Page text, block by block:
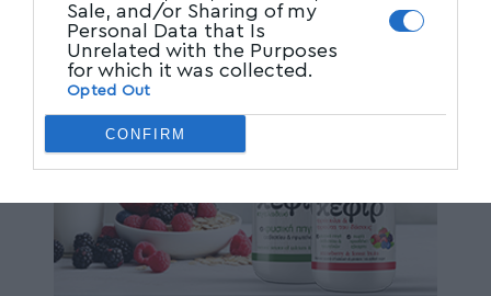
Sale, and/or Sharing of my
Personal Data that Is
Unrelated with the Purposes
for which it was collected.
Opted Out
CONFIRM